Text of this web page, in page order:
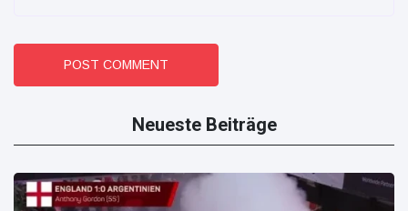
POST COMMENT
Neueste Beiträge